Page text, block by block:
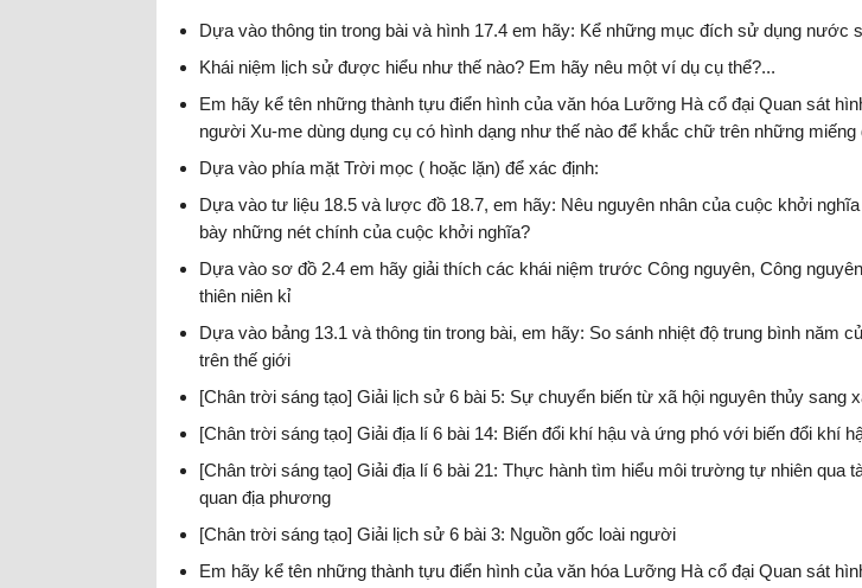
Dựa vào thông tin trong bài và hình 17.4 em hãy: Kể những mục đích sử dụng nước
Khái niệm lịch sử được hiểu như thế nào? Em hãy nêu một ví dụ cụ thể?...
Em hãy kể tên những thành tựu điển hình của văn hóa Lưỡng Hà cổ đại Quan sát
người Xu-me dùng dụng cụ có hình dạng như thế nào để khắc chữ trên những miếng
Dựa vào phía mặt Trời mọc ( hoặc lặn) để xác định:
Dựa vào tư liệu 18.5 và lược đồ 18.7, em hãy: Nêu nguyên nhân của cuộc khởi nghĩa
bày những nét chính của cuộc khởi nghĩa?
Dựa vào sơ đồ 2.4 em hãy giải thích các khái niệm trước Công nguyên, Công
thiên niên kỉ
Dựa vào bảng 13.1 và thông tin trong bài, em hãy: So sánh nhiệt độ trung bình năm
trên thế giới
[Chân trời sáng tạo] Giải lịch sử 6 bài 5: Sự chuyển biến từ xã hội nguyên thủy sang
[Chân trời sáng tạo] Giải địa lí 6 bài 14: Biến đổi khí hậu và ứng phó với biến đổi khí
[Chân trời sáng tạo] Giải địa lí 6 bài 21: Thực hành tìm hiểu môi trường tự nhiên qua
quan địa phương
[Chân trời sáng tạo] Giải lịch sử 6 bài 3: Nguồn gốc loài người
Em hãy kể tên những thành tựu điển hình của văn hóa Lưỡng Hà cổ đại Quan sát